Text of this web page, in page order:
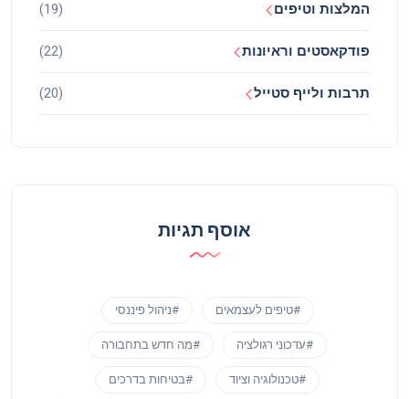
המלצות וטיפים (19)
פודקאסטים וראיונות (22)
תרבות ולייף סטייל (20)
אוסף תגיות
#טיפים לעצמאים #ניהול פיננסי
#עדכוני רגולציה #מה חדש בתחבורה
#טכנולוגיה וציוד #בטיחות בדרכים